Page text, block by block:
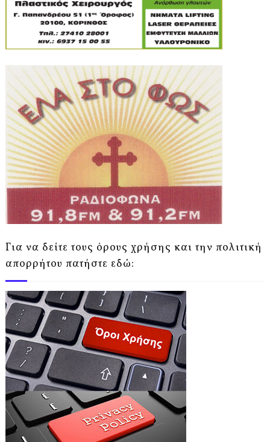
Για να δείτε τους όρους χρήσης και την πολιτική
απορρήτου πατήστε εδώ: